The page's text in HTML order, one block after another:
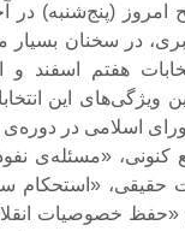
(پنج‌شنبه) در
در سخنان بسیار
هفتم اسفند و
ویژگی‌های این
اسلامی در دوره‌ی
«مسئله‌ی
حقیقی، «استحکام
خصوصیات